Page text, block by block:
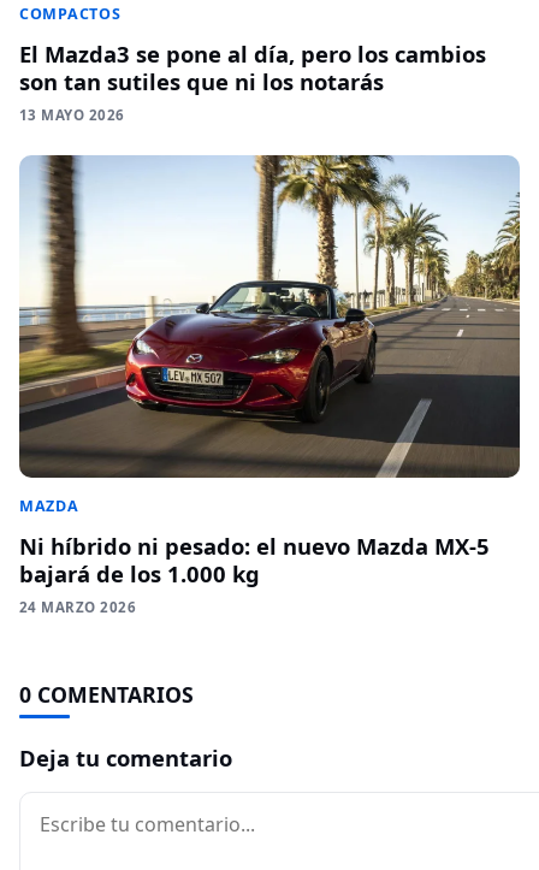
COMPACTOS
El Mazda3 se pone al día, pero los cambios
son tan sutiles que ni los notarás
13 MAYO 2026
MAZDA
Ni híbrido ni pesado: el nuevo Mazda MX-5
bajará de los 1.000 kg
24 MARZO 2026
0 COMENTARIOS
Deja tu comentario
Comentario